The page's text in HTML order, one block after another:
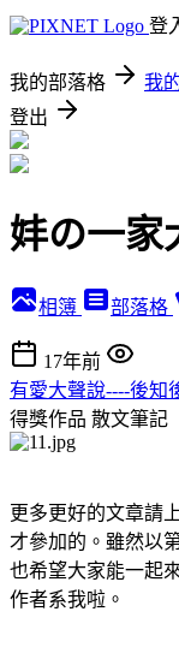
登
我的部落格 我
登出
妦の一家
相簿 部落格
17年前
有愛大聲說----後知
得獎作品 散文筆記
更多更好的文章請
才參加的。雖然以
也希望大家能一起
作者系我啦。